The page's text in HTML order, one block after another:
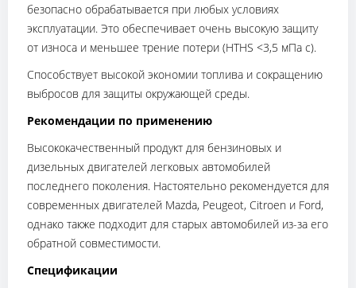
безопасно обрабатывается при любых условиях
эксплуатации. Это обеспечивает очень высокую защиту
от износа и меньшее трение потери (HTHS <3,5 мПа с).
Способствует высокой экономии топлива и сокращению
выбросов для защиты окружающей среды.
Рекомендации по применению
Высококачественный продукт для бензиновых и
дизельных двигателей легковых автомобилей
последнего поколения. Настоятельно рекомендуется для
современных двигателей Mazda, Peugeot, Citroen и Ford,
однако также подходит для старых автомобилей из-за его
обратной совместимости.
Спецификации